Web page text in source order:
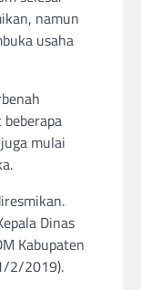
namun
usaha
mulai
Dinas
Kabupaten
2/2019).